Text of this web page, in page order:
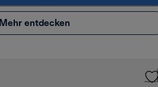
Mehr entdecken